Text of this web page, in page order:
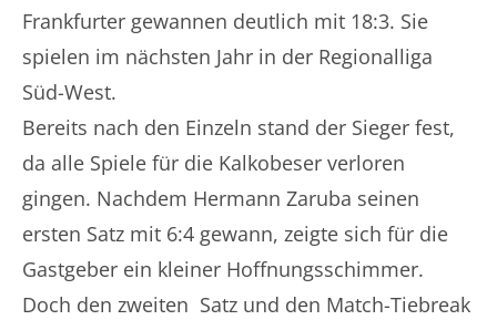
Frankfurter gewannen deutlich mit 18:3. Sie
spielen im nächsten Jahr in der Regionalliga
Süd-West.
Bereits nach den Einzeln stand der Sieger fest,
da alle Spiele für die Kalkobeser verloren
gingen. Nachdem Hermann Zaruba seinen
ersten Satz mit 6:4 gewann, zeigte sich für die
Gastgeber ein kleiner Hoffnungsschimmer.
Doch den zweiten Satz und den Match-Tiebreak